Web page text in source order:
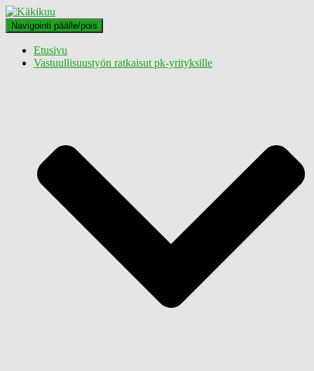
Navigointi päälle/pois
Etusivu
Vastuullisuustyön ratkaisut pk-yrityksille